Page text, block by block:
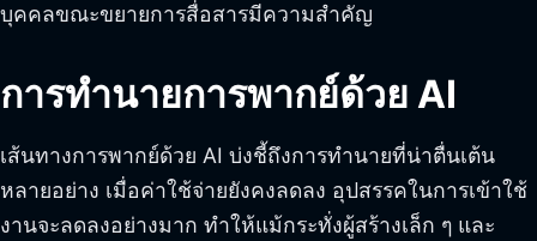
บุคคลขณะขยายการสื่อสารมีความสำคัญ
การทำนายการพากย์ด้วย AI
เส้นทางการพากย์ด้วย AI บ่งชี้ถึงการทำนายที่น่าตื่นเต้น
หลายอย่าง เมื่อค่าใช้จ่ายยังคงลดลง อุปสรรคในการเข้าใช้
งานจะลดลงอย่างมาก ทำให้แม้กระทั่งผู้สร้างเล็ก ๆ และ